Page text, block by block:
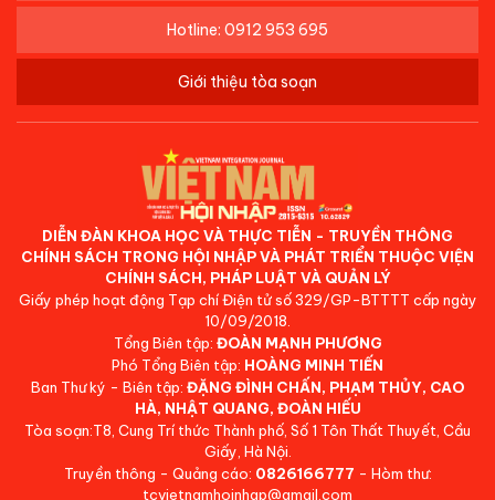
Hotline: 0912 953 695
Giới thiệu tòa soạn
DIỄN ĐÀN KHOA HỌC VÀ THỰC TIỄN - TRUYỀN THÔNG
CHÍNH SÁCH TRONG HỘI NHẬP VÀ PHÁT TRIỂN THUỘC VIỆN
CHÍNH SÁCH, PHÁP LUẬT VÀ QUẢN LÝ
Giấy phép hoạt động Tạp chí Điện tử số 329/GP-BTTTT cấp ngày
10/09/2018.
Tổng Biên tập: ĐOÀN MẠNH PHƯƠNG
Phó Tổng Biên tập: HOÀNG MINH TIẾN
Ban Thư ký - Biên tập: ĐẶNG ĐÌNH CHẤN, PHẠM THỦY, CAO
HÀ, NHẬT QUANG, ĐOÀN HIẾU
Tòa soạn:T8, Cung Trí thức Thành phố, Số 1 Tôn Thất Thuyết, Cầu
Giấy, Hà Nội.
Truyền thông - Quảng cáo: 0826166777 - Hòm thư:
tcvietnamhoinhap@gmail.com